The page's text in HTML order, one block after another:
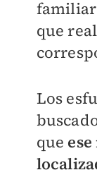
que
Los
que